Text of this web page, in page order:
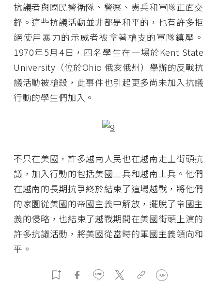
抗議者與國民警衛隊、警察、憲兵和軍隊正面交
鋒。這些抗議活動並非都是和平的，也有許多拒
絕使用暴力的示威者被拿著槍支的軍隊鎮壓。
1970年5月4日，四名學生在一場於Kent State
University（位於Ohio 俄亥俄州）舉辦的反戰抗
議活動被槍殺，此事件也引起更多尚未加入抗議
行動的學生們加入。
不只在美國，許多越南人民也在越南走上街頭抗
議，加入行動的包括美國士兵和越南士兵。他們
在越南的長期抗爭終於結束了這場越戰，將他們
的家園從美國的帝國主義中解放，擺脫了帝國主
義的侵略，也結束了越戰期間在美國街頭上演的
許多抗議活動，將美國從當時的軍國主義領向和
平。